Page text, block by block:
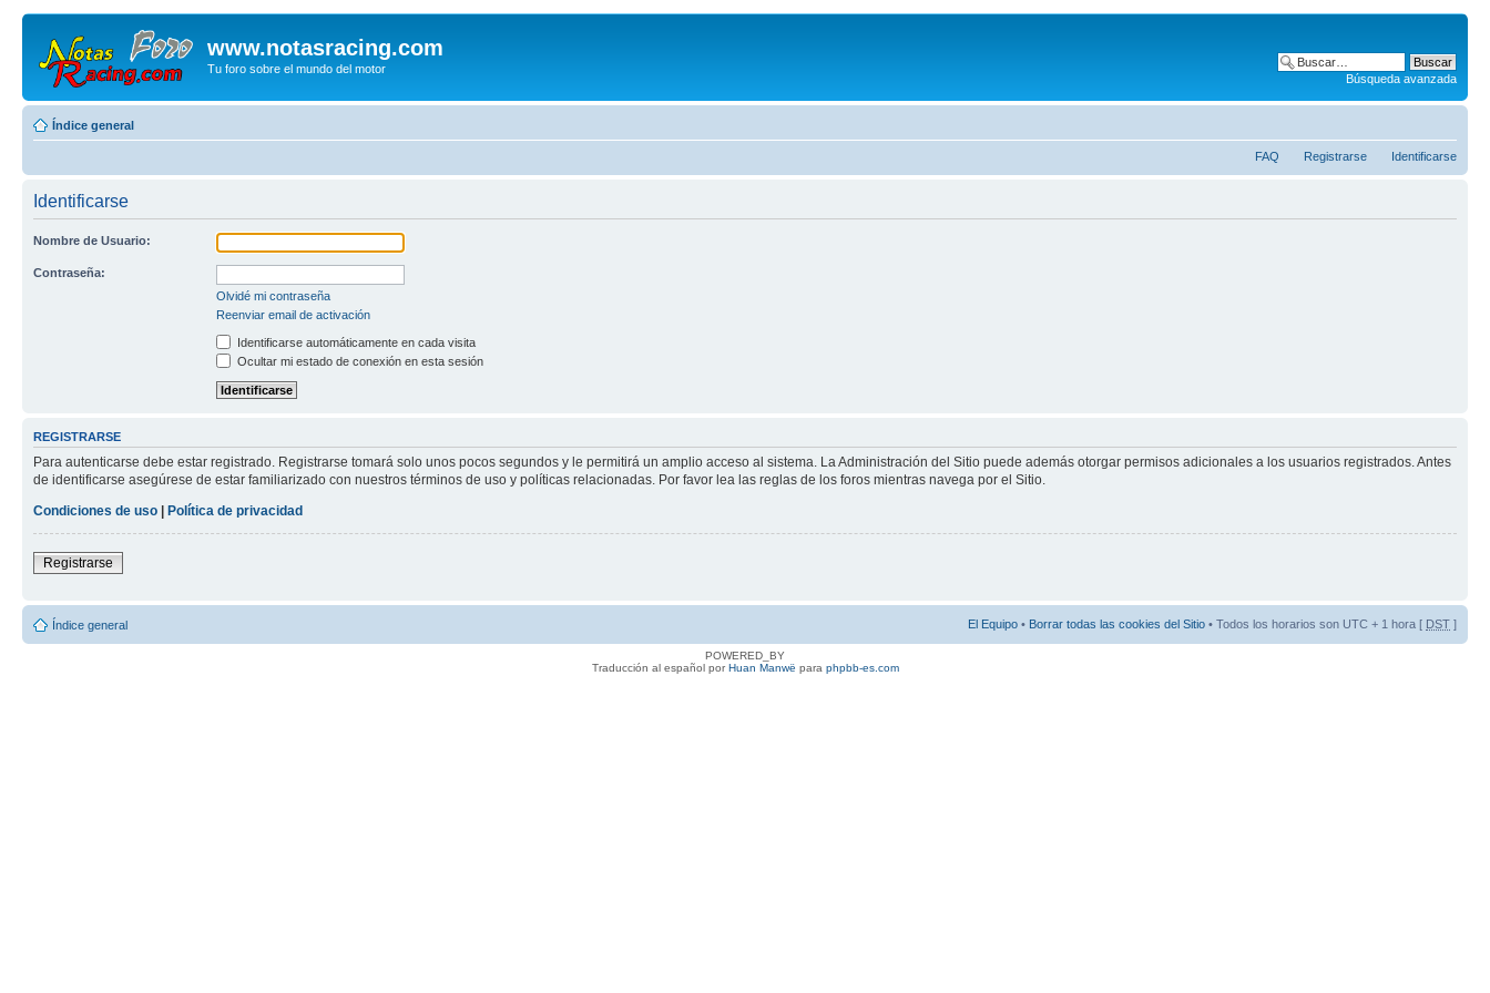
www.notasracing.com
Tu foro sobre el mundo del motor
Búsqueda avanzada
Índice general
FAQ Registrarse Identificarse
Identificarse
Nombre de Usuario:
Contraseña:
Olvidé mi contraseña
Reenviar email de activación
Identificarse automáticamente en cada visita
Ocultar mi estado de conexión en esta sesión
REGISTRARSE
Para autenticarse debe estar registrado. Registrarse tomará solo unos pocos segundos y le permitirá un amplio acceso al sistema. La Administración del Sitio puede además otorgar permisos adicionales a los usuarios registrados. Antes
de identificarse asegúrese de estar familiarizado con nuestros términos de uso y políticas relacionadas. Por favor lea las reglas de los foros mientras navega por el Sitio.
Condiciones de uso
Política de privacidad
Registrarse
Índice general El Equipo • Borrar todas las cookies del Sitio • Todos los horarios son UTC + 1 hora [ DST ]
POWERED_BY
Traducción al español porHuan Manwë para phpbb-es.com